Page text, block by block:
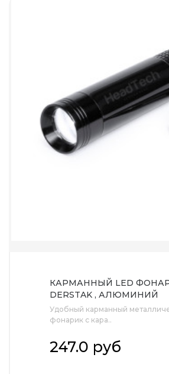
КАРМАННЫЙ LED
DERSTAK , АЛЮМИНИЙ
Удобный карманный
фонарик с кара..
247.0 руб